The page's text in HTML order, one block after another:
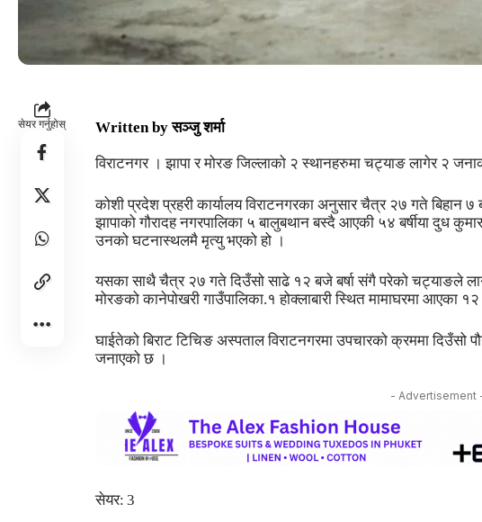
सेयर गर्नुहोस् Written by सञ्जु शर्मा
विराटनगर । झापा र मोरङ जिल्लाको २ स्थानहरुमा चट्याङ लागेर २
कोशी प्रदेश प्रहरी कार्यालय विराटनगरका अनुसार चैत्र २७ गते बिहान
झापाको गौरादह नगरपालिका ५ बालुबथान बस्दै आएकी ५४ बर्षीया दुध
उनको घटनास्थलमै मृत्यु भएको हो ।
यसका साथै चैत्र २७ गते दिउँसो साढे १२ बजे बर्षा संगै परेको चट्याङले
मोरङको कानेपोखरी गाउँपालिका.१ होक्लाबारी स्थित मामाघरमा आएका
घाईतेको बिराट टिचिङ अस्पताल विराटनगरमा उपचारको क्रममा दिउँसो
जनाएको छ ।
- Advertisement
सेयर: 3